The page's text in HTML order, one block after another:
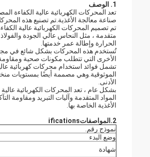
1. الوصف
تعد المحركات الكهربائية عالية الكفاءة
صناعة معالجة الأغذية.تم تصنيع هذه
تم تصميم المحركات الكهربائية عالية
متقدمة ، مثل النحاس عالي الجودة
الحرارة وإطالة عمر خدمتها.
تُستخدم هذه المحركات بشكل شائع في
الأخرى التي تتطلب مكونات صحية ومقاومة
تشمل فوائد استخدام محركات كهربائية
الموثوقية.وهي مصممة أيضًا بمستويات
الأدنى.
بشكل عام ، تعد المحركات الكهربائية عالية
المواد المتقدمة وآليات التبريد ومقاومة
الأغذية الخاصة بها.
2. المواصفاتifications
نموذج رقم.
وضع البدء
شهادة